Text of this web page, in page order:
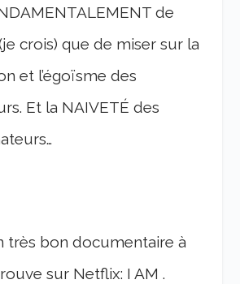
de
crois) que de miser sur la
et l’égoïsme des
Et la NAIVETÉ des
documentaire à
sur Netflix: I AM .